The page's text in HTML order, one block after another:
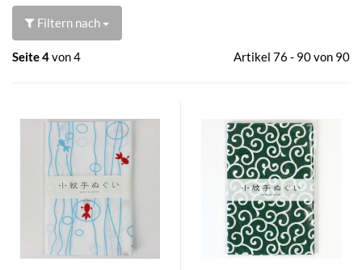
Filtern nach
Seite 4von 4 Artikel 76 - 90 von 90